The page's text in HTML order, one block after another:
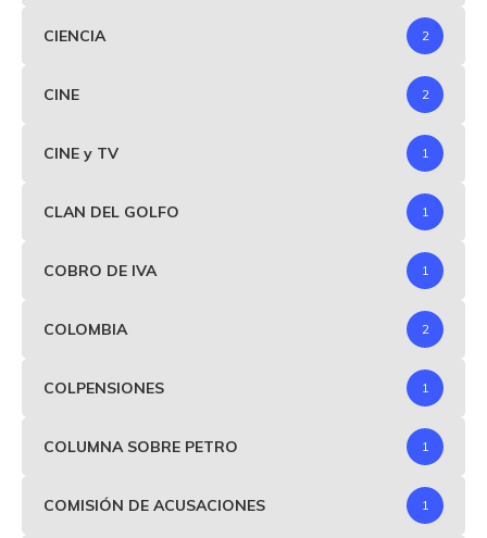
CIENCIA 2
CINE 2
CINE y TV 1
CLAN DEL GOLFO 1
COBRO DE IVA 1
COLOMBIA 2
COLPENSIONES 1
COLUMNA SOBRE PETRO 1
COMISIÓN DE ACUSACIONES 1